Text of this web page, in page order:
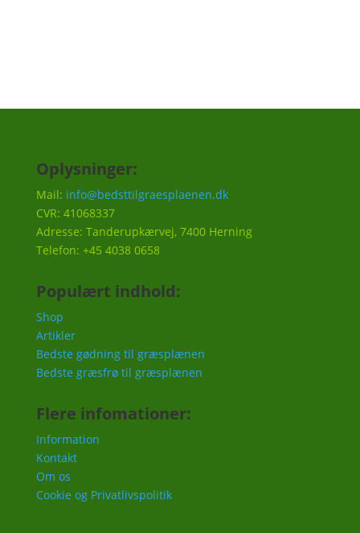
Oplysninger:
Mail: info@bedsttilgraesplaenen.dk
CVR: 41068337
Adresse: Tanderupkærvej, 7400 Herning
Telefon: +45 4038 0658
Populært indhold:
Shop
Artikler
Bedste gødning til græsplænen
Bedste græsfrø til græsplænen
Flere infomationer:
Information
Kontakt
Om os
Cookie og Privatlivspolitik